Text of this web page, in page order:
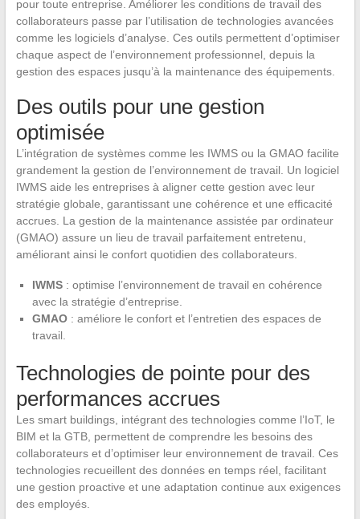
pour toute entreprise. Améliorer les conditions de travail des
collaborateurs passe par l’utilisation de technologies avancées
comme les logiciels d’analyse. Ces outils permettent d’optimiser
chaque aspect de l’environnement professionnel, depuis la
gestion des espaces jusqu’à la maintenance des équipements.
Des outils pour une gestion
optimisée
L’intégration de systèmes comme les IWMS ou la GMAO facilite
grandement la gestion de l’environnement de travail. Un logiciel
IWMS aide les entreprises à aligner cette gestion avec leur
stratégie globale, garantissant une cohérence et une efficacité
accrues. La gestion de la maintenance assistée par ordinateur
(GMAO) assure un lieu de travail parfaitement entretenu,
améliorant ainsi le confort quotidien des collaborateurs.
IWMS: optimise l’environnement de travail en cohérence
avec la stratégie d’entreprise.
GMAO: améliore le confort et l’entretien des espaces de
travail.
Technologies de pointe pour des
performances accrues
Les smart buildings, intégrant des technologies comme l’IoT, le
BIM et la GTB, permettent de comprendre les besoins des
collaborateurs et d’optimiser leur environnement de travail. Ces
technologies recueillent des données en temps réel, facilitant
une gestion proactive et une adaptation continue aux exigences
des employés.